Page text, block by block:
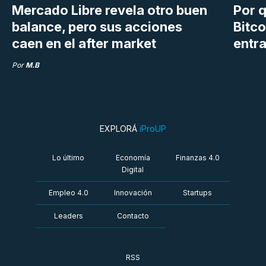
Mercado Libre revela otro buen
balance, pero sus acciones
caen en el after market
Por M.B
Por
EXPLORÁ iProUP
Lo último
Economía
Digital
Finanzas 4.0
Empleo 4.0 Innovación Startups
Leaders Contacto
RSS